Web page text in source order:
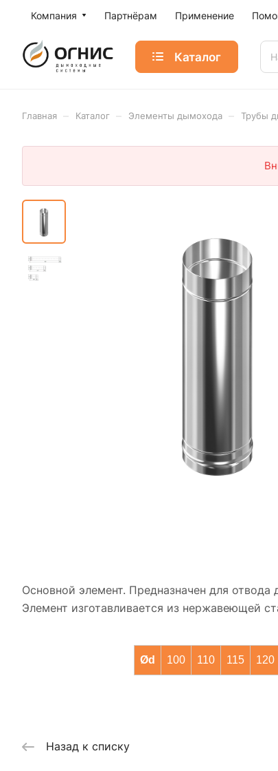
Компания Партнёрам Применение
Каталог
Главная Каталог Элементы дымохода Трубы
Основной элемент. Предназначен для
Элемент изготавливается из нержавеющей
Ød 100 110 115 120
Назад к списку